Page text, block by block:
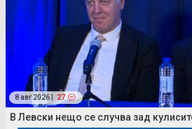
8 авг 2026 | 27
В Левски нещо се случва зад